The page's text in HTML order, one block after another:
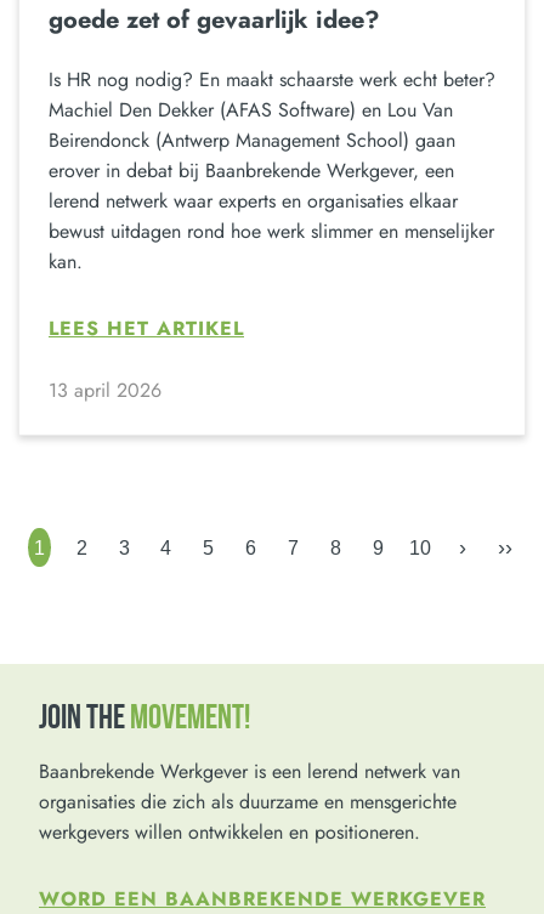
goede zet of gevaarlijk idee?
Is HR nog nodig? En maakt schaarste werk echt beter?
Machiel Den Dekker (AFAS Software) en Lou Van
Beirendonck (Antwerp Management School) gaan
erover in debat bij Baanbrekende Werkgever, een
lerend netwerk waar experts en organisaties elkaar
bewust uitdagen rond hoe werk slimmer en menselijker
kan.
LEES HET ARTIKEL
13 april 2026
1 2 3 4 5 6 7 8 9 10 › ››
JOIN THEMOVEMENT!
Baanbrekende Werkgever is een lerend netwerk van
organisaties die zich als duurzame en mensgerichte
werkgevers willen ontwikkelen en positioneren.
WORD EEN BAANBREKENDE WERKGEVER